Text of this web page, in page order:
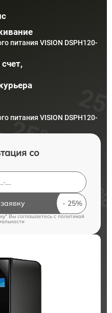
питания VISION DSPH120-
питания VISION DSPH120-
со
Вы соглашаетесь cполитикой